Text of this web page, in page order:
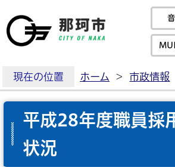
那
現在の位置 ホーム > 市政情報
平成28年度職員採
状況